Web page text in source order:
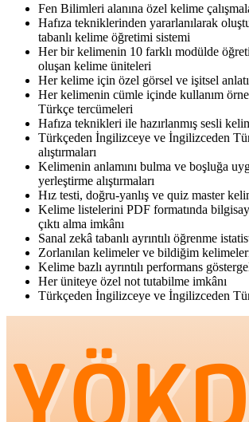
Fen Bilimleri alanına özel kelime
Hafıza tekniklerinden yararlanılarak
tabanlı kelime öğretimi sistemi
Her bir kelimenin 10 farklı modülde
oluşan kelime üniteleri
Her kelime için özel görsel ve işitsel
Her kelimenin cümle içinde kullanım
Türkçe tercümeleri
Hafıza teknikleri ile hazırlanmış sesli
Türkçeden İngilizceye ve İngilizceden
alıştırmaları
Kelimenin anlamını bulma ve boşluğa
yerleştirme alıştırmaları
Hız testi, doğru-yanlış ve quiz master
Kelime listelerini PDF formatında
çıktı alma imkânı
Sanal zekâ tabanlı ayrıntılı öğrenme
Zorlanılan kelimeler ve bildiğim
Kelime bazlı ayrıntılı performans
Her üniteye özel not tutabilme imkânı
Türkçeden İngilizceye ve İngilizceden